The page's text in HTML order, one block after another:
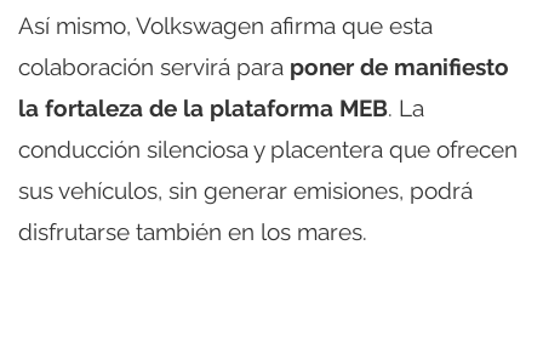
Así mismo, Volkswagen afirma que esta
colaboración servirá para poner de manifiesto
la fortaleza de la plataforma MEB. La
conducción silenciosa y placentera que ofrecen
sus vehículos, sin generar emisiones, podrá
disfrutarse también en los mares.